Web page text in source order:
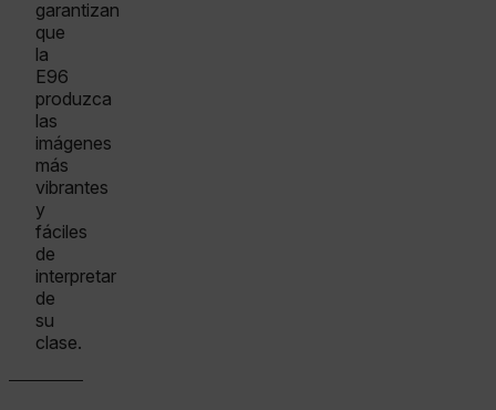
garantizan
que
la
E96
produzca
las
imágenes
más
vibrantes
y
fáciles
de
interpretar
de
su
clase.